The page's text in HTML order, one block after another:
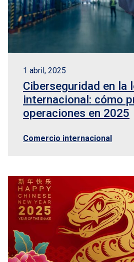
1 abril, 2025
Ciberseguridad en la
internacional: cómo
operaciones en 2025
Comercio internacional